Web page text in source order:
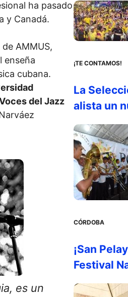
ha pasado
y Canadá.
AMMUS,
enseña
cubana.
del Jazz
es un
¡TE CONTAMOS!
La
alista un
CÓRDOBA
¡San
Festival